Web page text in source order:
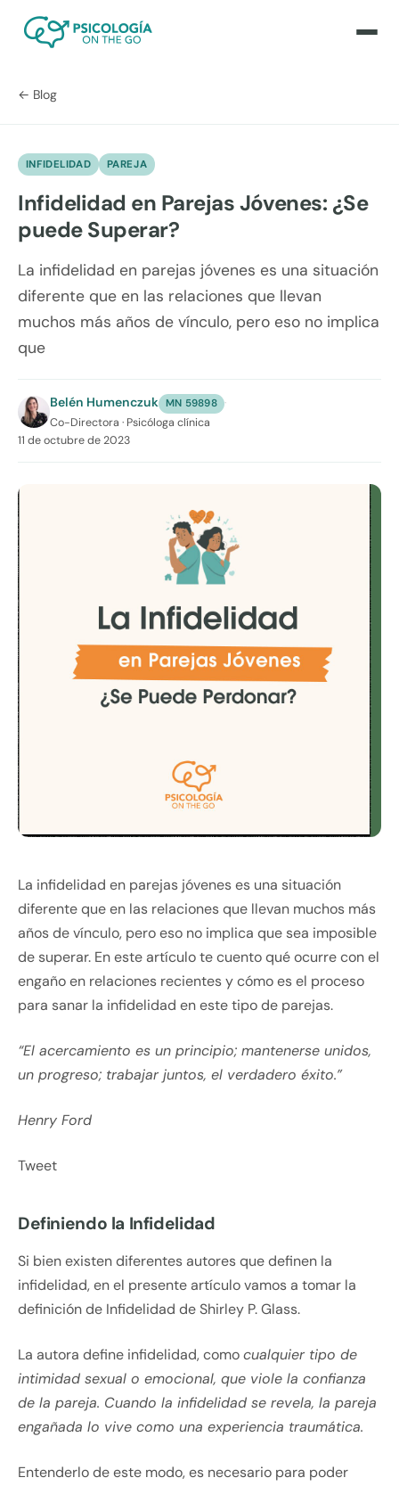
← Blog
INFIDELIDAD PAREJA
Infidelidad en Parejas Jóvenes: ¿Se
puede Superar?
La infidelidad en parejas jóvenes es una situación
diferente que en las relaciones que llevan
muchos más años de vínculo, pero eso no implica
que
Belén Humenczuk MN 59898 ·
Co-Directora · Psicóloga clínica
11 de octubre de 2023
La infidelidad en parejas jóvenes es una situación
diferente que en las relaciones que llevan muchos más
años de vínculo, pero eso no implica que sea imposible
de superar. En este artículo te cuento qué ocurre con el
engaño en relaciones recientes y cómo es el proceso
para sanar la infidelidad en este tipo de parejas.
“El acercamiento es un principio; mantenerse unidos,
un progreso; trabajar juntos, el verdadero éxito.”
Henry Ford
Tweet
Definiendo la Infidelidad
Si bien existen diferentes autores que definen la
infidelidad, en el presente artículo vamos a tomar la
definición de Infidelidad de Shirley P. Glass.
La autora define infidelidad, comocualquier tipo de
intimidad sexual o emocional, que viole la confianza
de la pareja. Cuando la infidelidad se revela, la pareja
engañada lo vive como una experiencia traumática.
Entenderlo de este modo, es necesario para poder